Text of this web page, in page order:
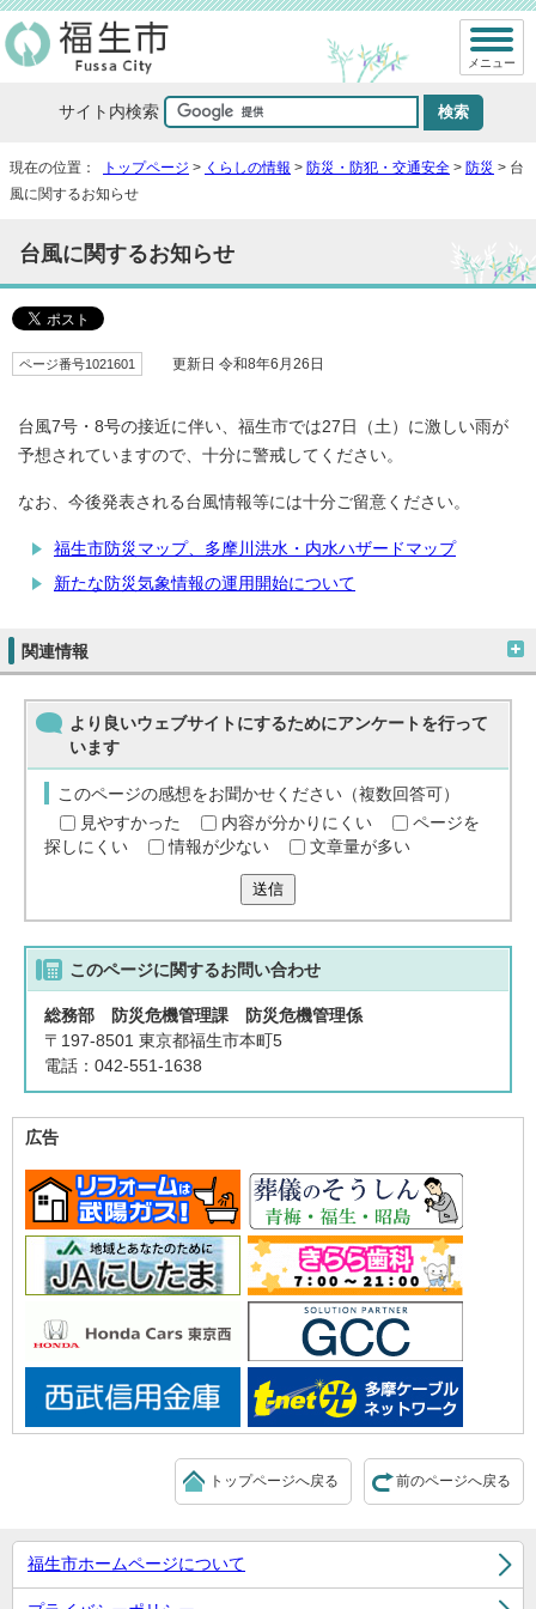
サイト内検索
メニュー
現在の位置： トップページ > くらしの情報 > 防災・防犯・交通安全 > 防災 > 台
風に関するお知らせ
台風に関するお知らせ
ページ番号1021601 更新日 令和8年6月26日
台風7号・8号の接近に伴い、福生市では27日（土）に激しい雨が
予想されていますので、十分に警戒してください。
なお、今後発表される台風情報等には十分ご留意ください。
福生市防災マップ、多摩川洪水・内水ハザードマップ
新たな防災気象情報の運用開始について
関連情報
より良いウェブサイトにするためにアンケートを行って
います
このページの感想をお聞かせください（複数回答可）
見やすかった
内容が分かりにくい
ページを
探しにくい
情報が少ない 文章量が多い
送信
このページに関するお問い合わせ
総務部 防災危機管理課 防災危機管理係
〒197-8501 東京都福生市本町5
電話：042-551-1638
広告
前のページへ戻る
トップページへ戻る
福生市ホームページについて